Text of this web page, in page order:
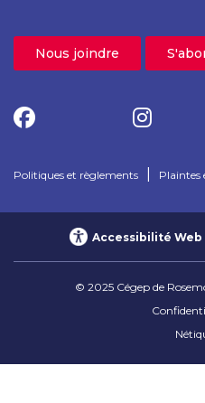
Nous joindre
Politiques et règlements Plaintes
© 2025 Cégep de
Accessibilité Web